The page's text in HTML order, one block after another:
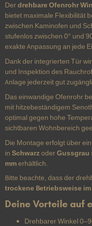
Derdrehbare Ofenrohr
bietet maximale Flexibilität
zwischen Kaminofen und
stufenlos zwischen 0° und
exakte Anpassung an jede
Dank der integrierten Tür
und Inspektion des
Anlage jederzeit gut
Das einwandige Ofenrohr
mit hitzebeständigem
optimal gegen hohe
sichtbaren Wohnbereich
Die Montage erfolgt über
in Schwarz oderGussgrau
mmerhältlich.
Bitte beachte, dass der
trockene Betriebsweise
Deine Vorteile auf
Drehbarer Winkel